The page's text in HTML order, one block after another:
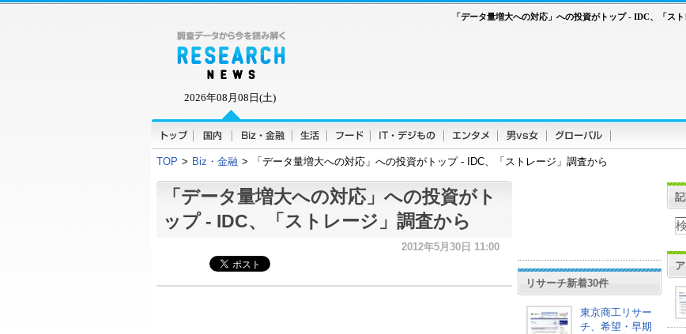
2026年08月08日(土)
「データ量増大への対応」への投資がトップ - IDC、「ス
TOP > Biz・金融 > 「データ量増大への対応」への投資がトップ - IDC、「ストレージ」調査から
「データ量増大への対応」への投資がト
ップ - IDC、「ストレージ」調査から
2012年5月30日 11:00
リサーチ新着30件
東京商工リサー
チ、希望・早期